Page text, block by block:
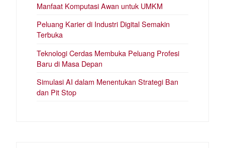
Manfaat Komputasi Awan untuk UMKM
Peluang Karier di Industri Digital Semakin
Terbuka
Teknologi Cerdas Membuka Peluang Profesi
Baru di Masa Depan
Simulasi AI dalam Menentukan Strategi Ban
dan Pit Stop